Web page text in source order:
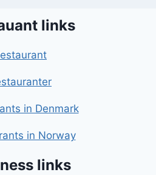
links
in Denmark
in Norway
links